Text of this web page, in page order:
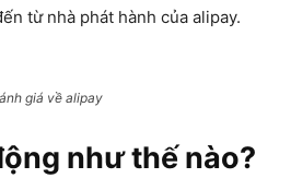
từ nhà phát hành của alipay.
giá về alipay
như thế nào?